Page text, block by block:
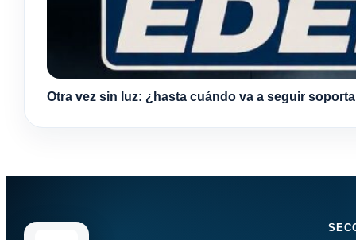
Otra vez sin luz: ¿hasta cuándo va a seguir